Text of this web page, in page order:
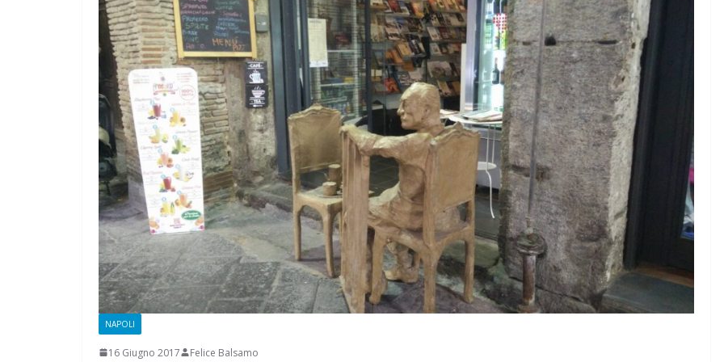
NAPOLI
16 Giugno 2017 Felice Balsamo
CAMPAGNA
ELETTORALE: 50 DI 50
1 Ottobre 2021 Felice Balsamo
Rilassarsi e Concentrarsi
19 Maggio 2024 Felice Balsamo